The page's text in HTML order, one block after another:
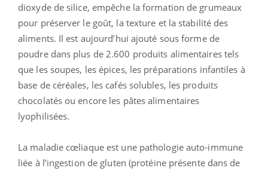
dioxyde de silice, empêche la formation de grumeaux
pour préserver le goût, la texture et la stabilité des
aliments. Il est aujourd’hui ajouté sous forme de
poudre dans plus de 2.600 produits alimentaires tels
que les soupes, les épices, les préparations infantiles à
base de céréales, les cafés solubles, les produits
chocolatés ou encore les pâtes alimentaires
lyophilisées.
La maladie cœliaque est une pathologie auto-immune
liée à l’ingestion de gluten (protéine présente dans de